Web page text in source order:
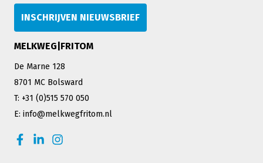
INSCHRIJVEN NIEUWSBRIEF
MELKWEG|FRITOM
De Marne 128
8701 MC Bolsward
T: +31 (0)515 570 050
E: info@melkwegfritom.nl